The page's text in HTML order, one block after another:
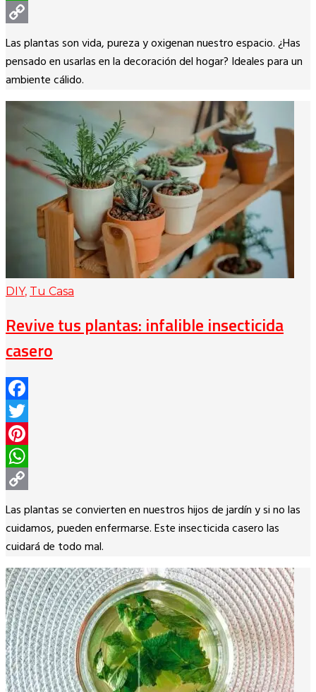
WhatsApp
Copy
Link
Las plantas son vida, pureza y oxigenan nuestro espacio. ¿Has
pensado en usarlas en la decoración del hogar? Ideales para un
ambiente cálido.
DIY, Tu Casa
Revive tus plantas: infalible insecticida
casero
Facebook
Twitter
Pinterest
WhatsApp
Copy
Link
Las plantas se convierten en nuestros hijos de jardín y si no las
cuidamos, pueden enfermarse. Este insecticida casero las
cuidará de todo mal.